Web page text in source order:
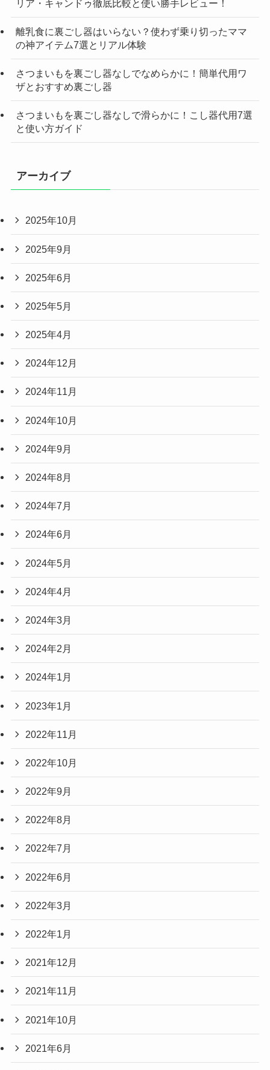
リア・キャンドゥ徹底比較と使い勝手レビュー！
離乳食に裏ごし器はいらない？使わず乗り切ったママ
の神アイテム7選とリアル体験
さつまいもを裏ごし器なしでなめらかに！簡単代用ワ
ザとおすすめ裏ごし器
さつまいもを裏ごし器なしで滑らかに！こし器代用7選
と使い方ガイド
アーカイブ
2025年10月
2025年9月
2025年6月
2025年5月
2025年4月
2024年12月
2024年11月
2024年10月
2024年9月
2024年8月
2024年7月
2024年6月
2024年5月
2024年4月
2024年3月
2024年2月
2024年1月
2023年1月
2022年11月
2022年10月
2022年9月
2022年8月
2022年7月
2022年6月
2022年3月
2022年1月
2021年12月
2021年11月
2021年10月
2021年6月